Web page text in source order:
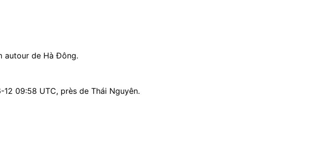
autour de Hà Đông.
09:58 UTC, près de Thái Nguyên.